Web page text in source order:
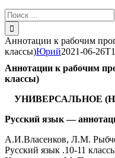
Результат
поиска:
Аннотации к рабочим
классы)Юрий2021-06-
Аннотации к рабочим
классы)
УНИВЕРСАЛЬНОЕ
Русский язык —
А.И.Власенков, Л.М.
Русский язык .10-11